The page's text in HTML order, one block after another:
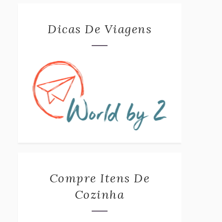
Dicas De Viagens
Compre Itens De
Cozinha